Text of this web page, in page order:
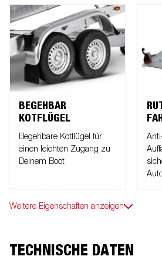
BEGEHBAR
KOTFLÜGEL
Begehbare Kotflügel für
einen leichten Zugang zu
Deinem Boot
Weitere Eigenschaften anzeigen
TECHNISCHE DATEN